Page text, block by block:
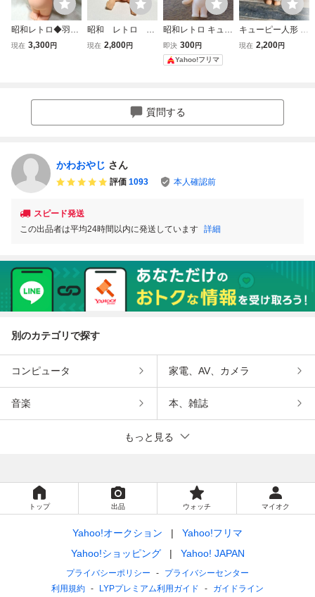
昭和レトロ◆羽付
きキューピー人形
現在 3,300円
昭和 レトロ 人
形 キューピー
現在 2,800円
昭和レトロ キュー
ピー人形 ソフビ人
形 青目
即決 300円
Yahoo!フリマ
キューピー人形 当
時物 ソフビ 高さ1
現在 2,200円
質問する
かわおやじ さん
評価 1093 本人確認前
スピード発送
この出品者は平均24時間以内に発送しています 詳細
別のカテゴリで探す
コンピュータ 家電、AV、カメラ
音楽 本、雑誌
もっと見る
トップ 出品 ウォッチ マイオク
Yahoo!オークション
Yahoo!フリマ
Yahoo!ショッピング
Yahoo! JAPAN
プライバシーポリシー
プライバシーセンター
利用規約
LYPプレミアム利用ガイド ガイドライン